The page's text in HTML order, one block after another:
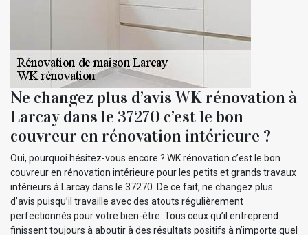
Ne changez plus d’avis WK rénovation à
Larcay dans le 37270 c’est le bon
couvreur en rénovation intérieure ?
Oui, pourquoi hésitez-vous encore ? WK rénovation c’est le bon
couvreur en rénovation intérieure pour les petits et grands travaux
intérieurs à Larcay dans le 37270. De ce fait, ne changez plus
d’avis puisqu’il travaille avec des atouts régulièrement
perfectionnés pour votre bien-être. Tous ceux qu’il entreprend
finissent toujours à aboutir à des résultats positifs à n’importe quel